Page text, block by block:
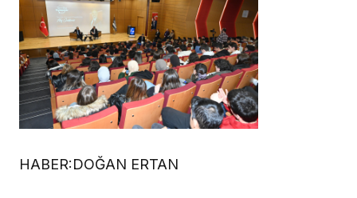
HABER:DOĞAN ERTAN